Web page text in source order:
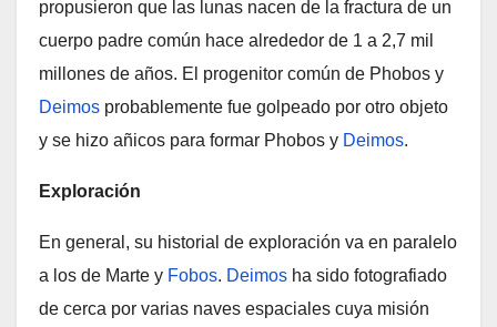
propusieron que las lunas nacen de la fractura de un
cuerpo padre común hace alrededor de 1 a 2,7 mil
millones de años. El progenitor común de Phobos y
Deimos probablemente fue golpeado por otro objeto
y se hizo añicos para formar Phobos y Deimos.
Exploración
En general, su historial de exploración va en paralelo
a los de Marte y Fobos. Deimos ha sido fotografiado
de cerca por varias naves espaciales cuya misión